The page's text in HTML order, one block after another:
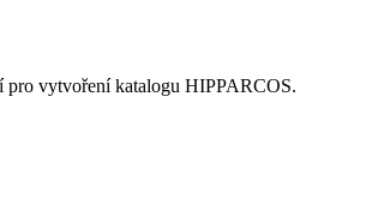
pro vytvoření katalogu HIPPARCOS.